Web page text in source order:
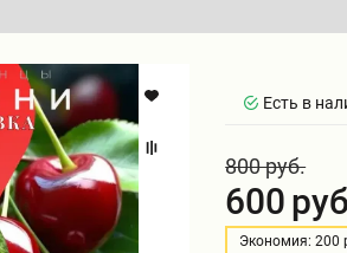
Есть в
800 руб.
600
Экономия: 200